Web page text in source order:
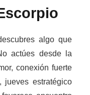
algo que
actúes desde la
conexión fuerte
jueves estratégico